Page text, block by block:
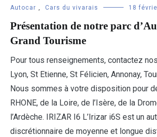
Autocar Cars du vivarais 18
Présentation de notre parc
Grand Tourisme
Pour tous renseignements, contactez
Lyon, St Etienne, St Félicien, Annonay,
Nous sommes à votre disposition pour
RHONE, de la Loire, de l’Isère, de la
l’Ardèche. IRIZAR I6 L’Irizar i6S est un
discrétionnaire de moyenne et longue